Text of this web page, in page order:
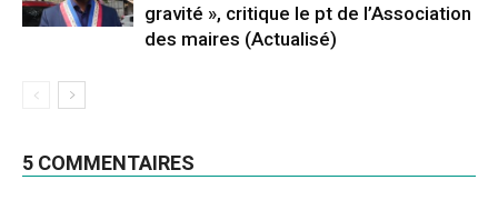
gravité », critique le pt de l’Association
des maires (Actualisé)
5 COMMENTAIRES